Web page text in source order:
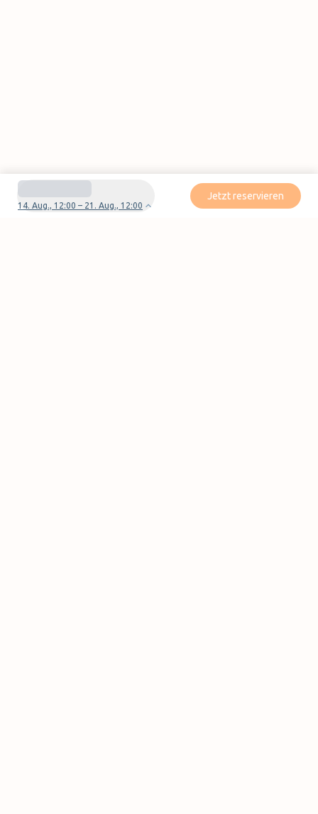
14. Aug., 12:00 – 21. Aug., 12:00
Jetzt reservieren